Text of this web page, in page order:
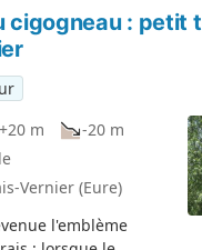
cigogneau : petit
+20 m
-20 m
Vernier (Eure)
l'emblème